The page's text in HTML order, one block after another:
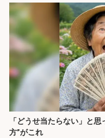
「どうせ当たらない」と
方”がこれ